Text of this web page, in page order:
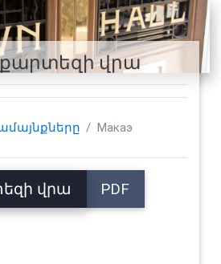
քարտեզի վրա
Макаэ
վրա PDF